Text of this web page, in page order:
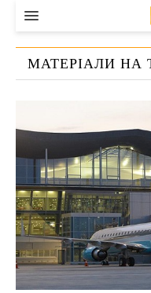
ВЛАДА
ЕКОНОМІКА
КОНТАКТИ
МАТЕРІАЛИ НА